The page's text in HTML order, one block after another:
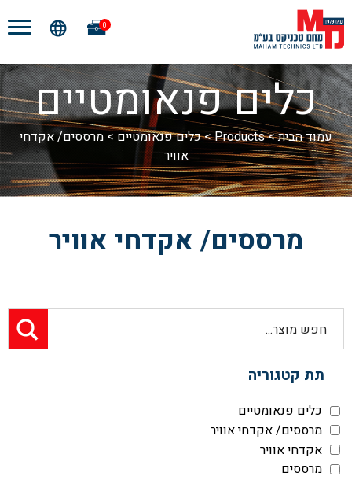
0
כלים פנאומטיים
עמוד הבית>
Products
>כלים פנאומטיים>מרססים/ אקדחי
אוויר
מרססים/ אקדחי אוויר
תת קטגוריה
כלים פנאומטיים
מרססים/ אקדחי אוויר
אקדחי אוויר
מרססים